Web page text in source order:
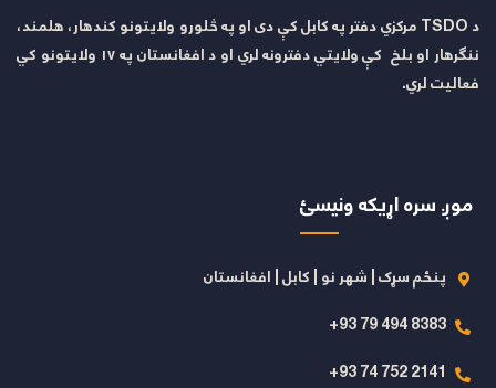
د TSDO مرکزي دفتر په کابل کې دی او په څلورو ولایتونو کندهار، هلمند،
ننګرهار او بلخ کې ولایتي دفترونه لري او د افغانستان په ۱۷ ولایتونو کي
فعالیت لري.
موږ سره اړیکه ونیسئ
پنځم سړک | شهر نو | کابل | افغانستان
8383 494 79 93+
2141 752 74 93+